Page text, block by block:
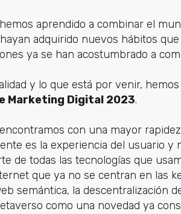
aprendido a combinar el
adquirido nuevos hábitos
ya se han acostumbrado a
y lo que está por venir,
Marketing Digital 2023.
con una mayor
es la experiencia del usuario y
de todas las tecnologías que
que ya no se centran en las
semántica, la descentralización
como una novedad ya